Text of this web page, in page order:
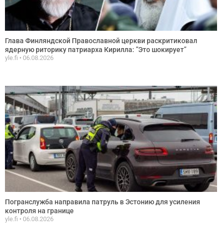
Глава Финляндской Православной церкви раскритиковал
ядерную риторику патриарха Кирилла: ”Это шокирует”
yle.fi 06.08.2026
Погранслужба направила патруль в Эстонию для усиления
контроля на границе
yle.fi 06.08.2026